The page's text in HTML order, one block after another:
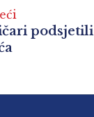
podsjetili